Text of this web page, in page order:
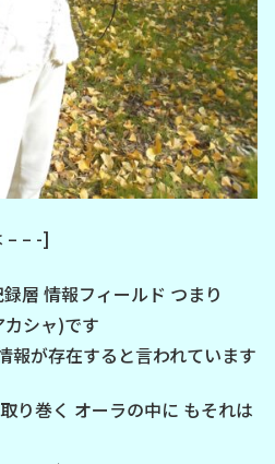
– – -]
層 情報フィールド つまり
シャ)です
報が存在すると言われています
り巻く オーラの中に もそれは